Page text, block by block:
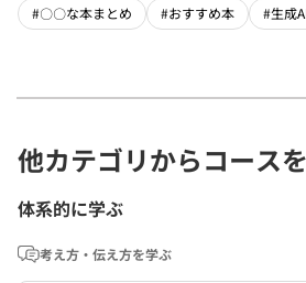
#〇〇な本まとめ #おすすめ本 #生成
他カテゴリからコース
体系的に学ぶ
考え方・伝え方を学ぶ